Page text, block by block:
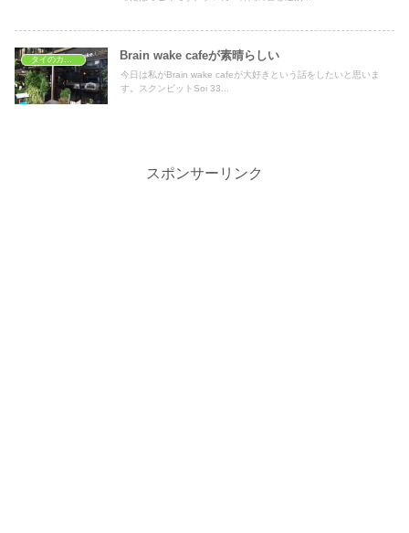
Brain wake cafeが素晴らしい
今日は私がBrain wake cafeが大好きという話をしたいと思いま
す。スクンビットSoi 33...
スポンサーリンク